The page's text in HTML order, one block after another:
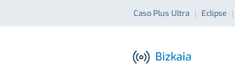
Caso Plus Ultra Eclipse
Bizkaia